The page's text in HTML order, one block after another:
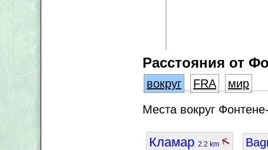
Расстояния от
вокруг FRA
мир
Места вокруг
Кламар 2.2 km